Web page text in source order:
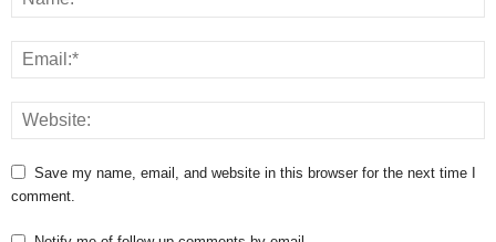
Save my name, email, and website in this browser for the next time I
comment.